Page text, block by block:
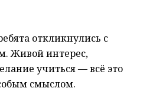
откликнулись с
Живой интерес,
учиться — всё это
смыслом.